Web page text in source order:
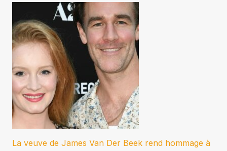
La veuve de James Van Der Beek rend hommage à